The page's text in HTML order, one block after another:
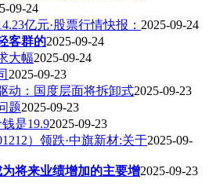
09-24
亿元·股票行情快报： 2025-09-24
客群的2025-09-24
大幅2025-09-24
2025-09-23
动：国度层面将拆卸式2025-09-23
题2025-09-23
是19.92025-09-23
）领跌·中旗新材:关于2025-09-
将来业绩增加的主要增2025-09-23